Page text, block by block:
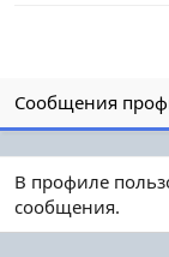
Сообщения
В профиле
сообщения.